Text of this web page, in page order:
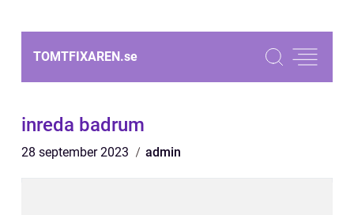
TOMTFIXAREN.se
inreda badrum
28 september 2023 admin